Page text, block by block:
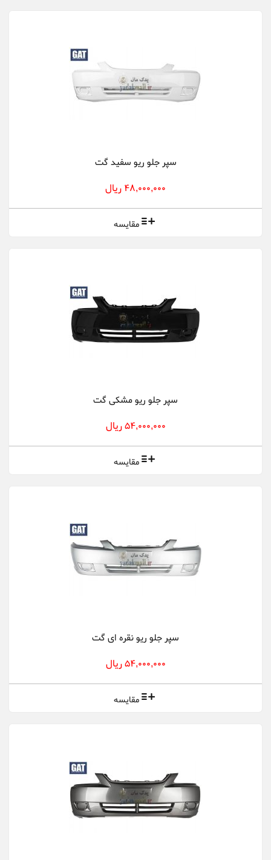
سپر جلو ریو سفید گت
48,000,000 ریال
مقایسه
سپر جلو ریو مشکی گت
54,000,000 ریال
مقایسه
سپر جلو ریو نقره ای گت
54,000,000 ریال
مقایسه